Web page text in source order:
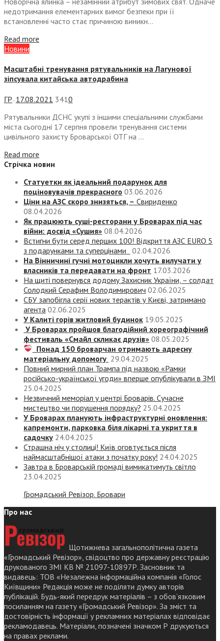
недотримання елементарних вимог безпеки при її
встановленні часто стає причиною виникн...
Read more
Новини
Масштабні тренування рятувальників на Лагунової
зіпсувала китайська автодрабина
ГР — 17.08.2021 3410
Рятувальники ДСНС укупі з іншими спеціальними службами
міста сьогодні 17 серпня провели тренування системи
цивільного захисту Броварської ОТГ на ...
Read more
Стрічка новин
Статуетки як ідеальний подарунок для
поціновувачів прекрасного 03.06.2026
Ціни на АЗС скоро знизяться, – Свириденко
08.04.2026
Як працюють суші-ресторани у Броварах під час
війни: досвід «Сушия» 08.04.2026
Встигни бути серед перших 100! Відкриття АЗС EURO 5
з подарунками та суперцінами
02.04.2026
На Вінничині гучні мотоцикли хочуть вилучати у
власників та передавати на фронт 17.03.2026
На щиті повернувся додому Захисник України, – солдат
Солодкий Серафим Володимирович 02.06.2025
СБУ запобігла серії нових терактів у Києві, затримано
агента 02.06.2025
У Калиті горів житловий будинок 19.05.2025
У Броварах пройшов благодійний хореографічний
фестиваль «Смайл скликає друзів» 08.05.2025
Понад 150 броварчан отримають адресну
матеріальну допомогу 29.04.2025
Повний мирний план Трампа під назвою «‎Рамки
російсько-української угоди» вперше опублікували в ЗМІ
25.04.2025
Незвичний меморіал у центрі Броварів. Сучасне
мистецтво чи порушення порядку? 25.04.2025
У Броварах планують інфраструктурні оновлення:
капремонти, парковка біля лікарні та укриття в
садочку 24.04.2025
Страшна ніч у столиці! Київ оговтується після
наймасштабнішої атаки з початку року! 24.04.2025
Завтра в Броварській громаді вимикатимуть світло
23.04.2025
Громадський Ревізор. Бровари
Про нас
Щотижнева загальнополітична газета
«Громадський Ревізор», свідоцтво про державну реєстрацію
друкованого ЗМІ КВ № 21097-10897Р. Засновник та
видавець: ТОВ «Незалежна інформаційна компанія «Голос
Київщини» Редакція може не поділяти думку авторів
публікацій. Будь-який передрук матеріалів – з обов’язковим
посиланням на газету «Громадський Ревізор». За зміст та
достовірність інформації у рекламних матеріалах відповідає
рекламодавець. Матеріали, позначені значком Р друкуються
на правах реклами.